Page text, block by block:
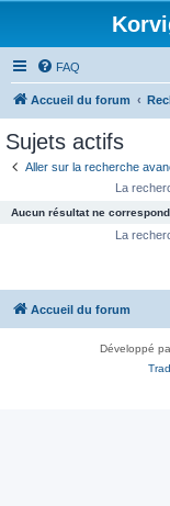
FAQ
Accueil du forum
Sujets actifs
Aller sur la recherche
La
Aucun résultat ne
La
Accueil du forum
Développé